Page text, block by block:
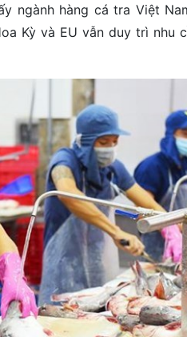
ngành hàng cá tra Việt
Kỳ và EU vẫn duy trì nhu